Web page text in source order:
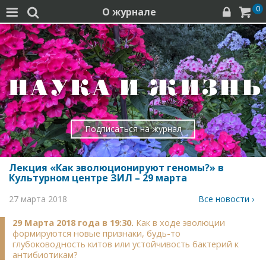
  О журнале   0
Подписаться на журнал
Лекция «Как эволюционируют геномы?» в
Культурном центре ЗИЛ – 29 марта
27 марта 2018 Все новости ›
29 Марта 2018 года в 19:30. Как в ходе эволюции
формируются новые признаки, будь-то
глубоководность китов или устойчивость бактерий к
антибиотикам?